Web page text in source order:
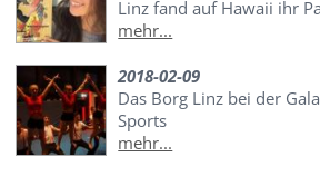
Linz fand auf Hawaii ihr
mehr...
2018-02-09
Das Borg Linz bei der
Sports
mehr...